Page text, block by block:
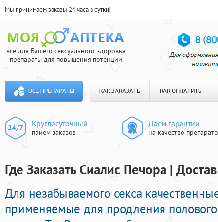
Мы принимаем заказы 24 часа в сутки!
все для Вашего сексуального здоровья
препараты для повышения потенции
ВСЕ ПРЕПАРАТЫ КАК ЗАКАЗАТЬ КАК ОПЛАТИТЬ
Круглосуточный
прием заказов
Даем гарантии
на качество
Где Заказать Сиалис Печора |
Для незабываемого секса
применяемые для продления полового